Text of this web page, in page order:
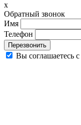
x
Обратный звонок
Имя
Телефон
Перезвонить
Вы соглашаетесь с